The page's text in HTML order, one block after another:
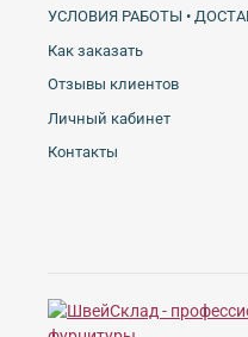
УСЛОВИЯ РАБОТЫ •
Как заказать
Отзывы клиентов
Личный кабинет
Контакты